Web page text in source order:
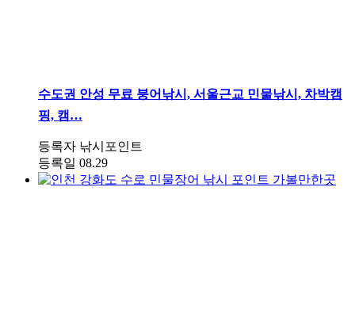
수도권 안성 무료 붕어낚시, 서울근교 민물낚시, 차박캠
핑, 캠…
등록자 낚시포인트
등록일 08.29